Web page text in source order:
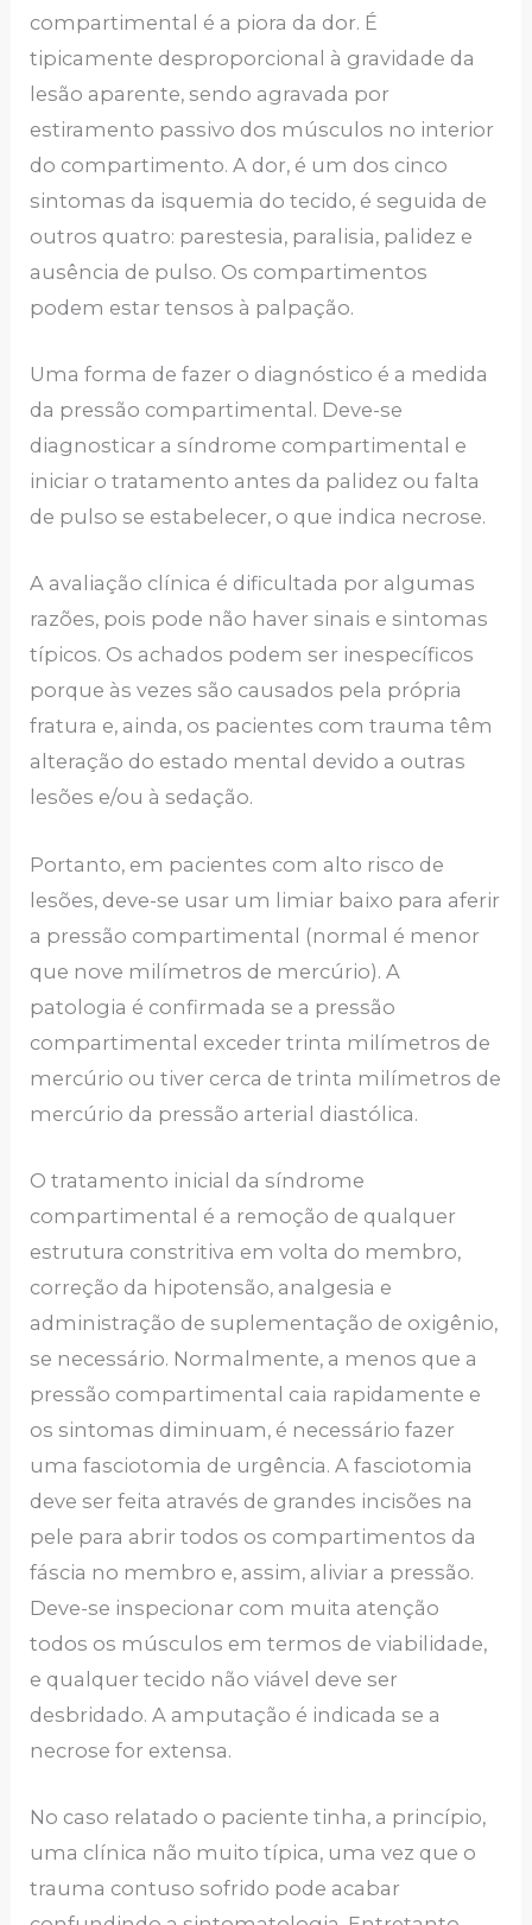
compartimental é a piora da dor. É
tipicamente desproporcional à gravidade da
lesão aparente, sendo agravada por
estiramento passivo dos músculos no interior
do compartimento. A dor, é um dos cinco
sintomas da isquemia do tecido, é seguida de
outros quatro: parestesia, paralisia, palidez e
ausência de pulso. Os compartimentos
podem estar tensos à palpação.
Uma forma de fazer o diagnóstico é a medida
da pressão compartimental. Deve-se
diagnosticar a síndrome compartimental e
iniciar o tratamento antes da palidez ou falta
de pulso se estabelecer, o que indica necrose.
A avaliação clínica é dificultada por algumas
razões, pois pode não haver sinais e sintomas
típicos. Os achados podem ser inespecíficos
porque às vezes são causados pela própria
fratura e, ainda, os pacientes com trauma têm
alteração do estado mental devido a outras
lesões e/ou à sedação.
Portanto, em pacientes com alto risco de
lesões, deve-se usar um limiar baixo para aferir
a pressão compartimental (normal é menor
que nove milímetros de mercúrio). A
patologia é confirmada se a pressão
compartimental exceder trinta milímetros de
mercúrio ou tiver cerca de trinta milímetros de
mercúrio da pressão arterial diastólica.
O tratamento inicial da síndrome
compartimental é a remoção de qualquer
estrutura constritiva em volta do membro,
correção da hipotensão, analgesia e
administração de suplementação de oxigênio,
se necessário. Normalmente, a menos que a
pressão compartimental caia rapidamente e
os sintomas diminuam, é necessário fazer
uma fasciotomia de urgência. A fasciotomia
deve ser feita através de grandes incisões na
pele para abrir todos os compartimentos da
fáscia no membro e, assim, aliviar a pressão.
Deve-se inspecionar com muita atenção
todos os músculos em termos de viabilidade,
e qualquer tecido não viável deve ser
desbridado. A amputação é indicada se a
necrose for extensa.
No caso relatado o paciente tinha, a princípio,
uma clínica não muito típica, uma vez que o
trauma contuso sofrido pode acabar